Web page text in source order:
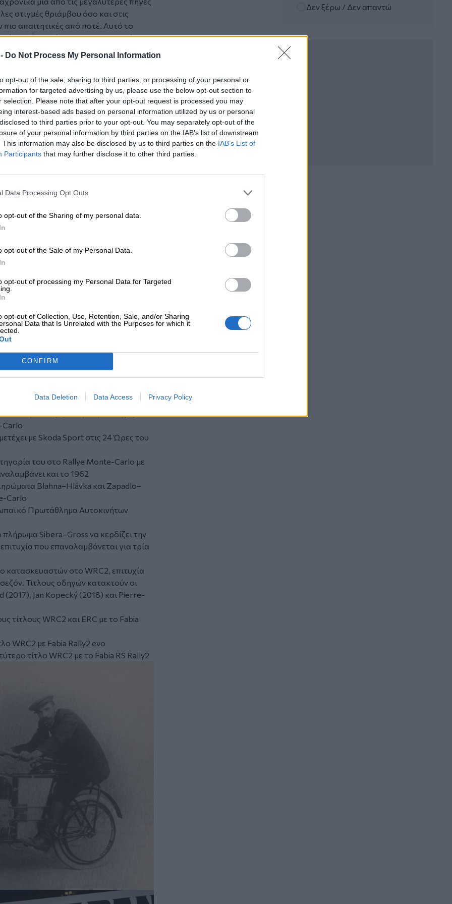
Do Not Process My Personal Information
opt-out of the sale, sharing to third parties, or processing of your personal or
for targeted advertising by us, please use the below opt-out section to
selection. Please note that after your opt-out request is processed you may
interest-based ads based on personal information utilized by us or personal
to third parties prior to your opt-out. You may separately opt-out of the
of your personal information by third parties on the IAB’s list of downstream
This information may also be disclosed by us to third parties on the IAB’s List of
Participants that may further disclose it to other third parties.
Data Processing Opt Outs
opt-out of the Sharing of my personal data.
opt-out of the Sale of my Personal Data.
opt-out of processing my Personal Data for Targeted
opt-out of Collection, Use, Retention, Sale, and/or Sharing
Data that Is Unrelated with the Purposes for which it
CONFIRM
Data Deletion Data Access Privacy Policy
στιγμές θριάμβου όσο και στις
απαιτητικές από ποτέ. Αυτό το
διαρκώς την αποφασιστικότητα
πιο δυνατή.
της Skoda σφραγίστηκε από τα Fabia
Rally2 evo. Η πρώτη δεκαετία της
μιας εξαιρετικά επιτυχημένης
οποία συμπυκνώθηκε όλη η εμπειρία
δοκιμών και συμμετοχής
επιτυχημένο αγωνιστικό αυτοκίνητο
η σημερινή γενιά Fabia RS Rally2
επιτυχιών σε διεθνές επίπεδο. Για
αγωνιστικών διακρίσεων, αλλά
φίλους του motorsport.
και στα αυτοκίνητα παραγωγής.
οι εκδόσεις Monte Carlo
ενώ οι εκδόσεις υψηλών
που συνδέεται άμεσα με το “rally
RS.
κορυφαίο ορόσημο για τη Skoda
κανόνες του μηχανοκίνητου
παρελθόντος δεν επιτρέπει
αλλά το βλέμμα πρέπει πάντα να
κάνει η Skoda Motorsport:
το ίδιο πάθος και την
και περισσότερο από έναν αιώνα.
Motorsport
αγώνα Παρίσι–Βερολίνο με τη
παγκόσμιο τίτλο με τη Laurin
B συμμετέχουν στον αγώνα Βιέννη–
Klement να τερματίζει τρίτος
τη δεύτερη θέση στην κατηγορία
Carlo
με Skoda Sport στις 24 Ώρες του
του στο Rallye Monte-Carlo με
και το 1962
Blahna–Hlávka και Zapadlo–
Carlo
Πρωτάθλημα Αυτοκινήτων
Sibera–Gross να κερδίζει την
που επαναλαμβάνεται για τρία
κατασκευαστών στο WRC2, επιτυχία
Τίτλους οδηγών κατακτούν οι
(2017), Jan Kopecký (2018) και Pierre-
τίτλους WRC2 και ERC με το Fabia
WRC2 με Fabia Rally2 evo
τίτλο WRC2 με το Fabia RS Rally2
WWF: Περισσότερα από 180.000
Η Ελλάδα που αντιστέκεται και επιμένει
Δεν ξέρω / Δεν απαντώ